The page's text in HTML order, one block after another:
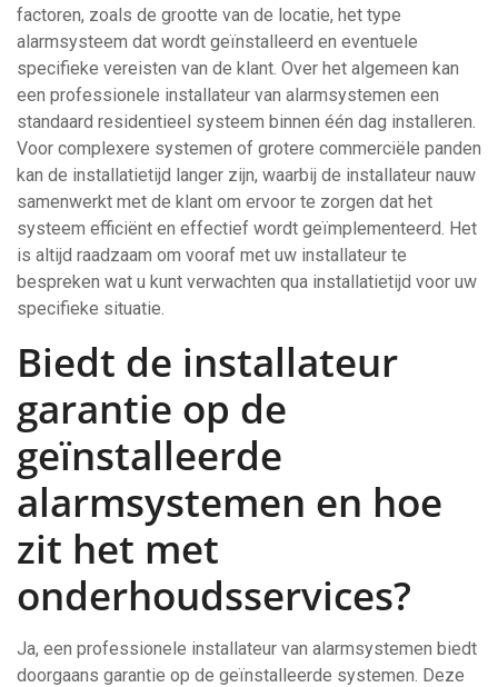
factoren, zoals de grootte van de locatie, het type
alarmsysteem dat wordt geïnstalleerd en eventuele
specifieke vereisten van de klant. Over het algemeen kan
een professionele installateur van alarmsystemen een
standaard residentieel systeem binnen één dag installeren.
Voor complexere systemen of grotere commerciële panden
kan de installatietijd langer zijn, waarbij de installateur nauw
samenwerkt met de klant om ervoor te zorgen dat het
systeem efficiënt en effectief wordt geïmplementeerd. Het
is altijd raadzaam om vooraf met uw installateur te
bespreken wat u kunt verwachten qua installatietijd voor uw
specifieke situatie.
Biedt de installateur
garantie op de
geïnstalleerde
alarmsystemen en hoe
zit het met
onderhoudsservices?
Ja, een professionele installateur van alarmsystemen biedt
doorgaans garantie op de geïnstalleerde systemen. Deze